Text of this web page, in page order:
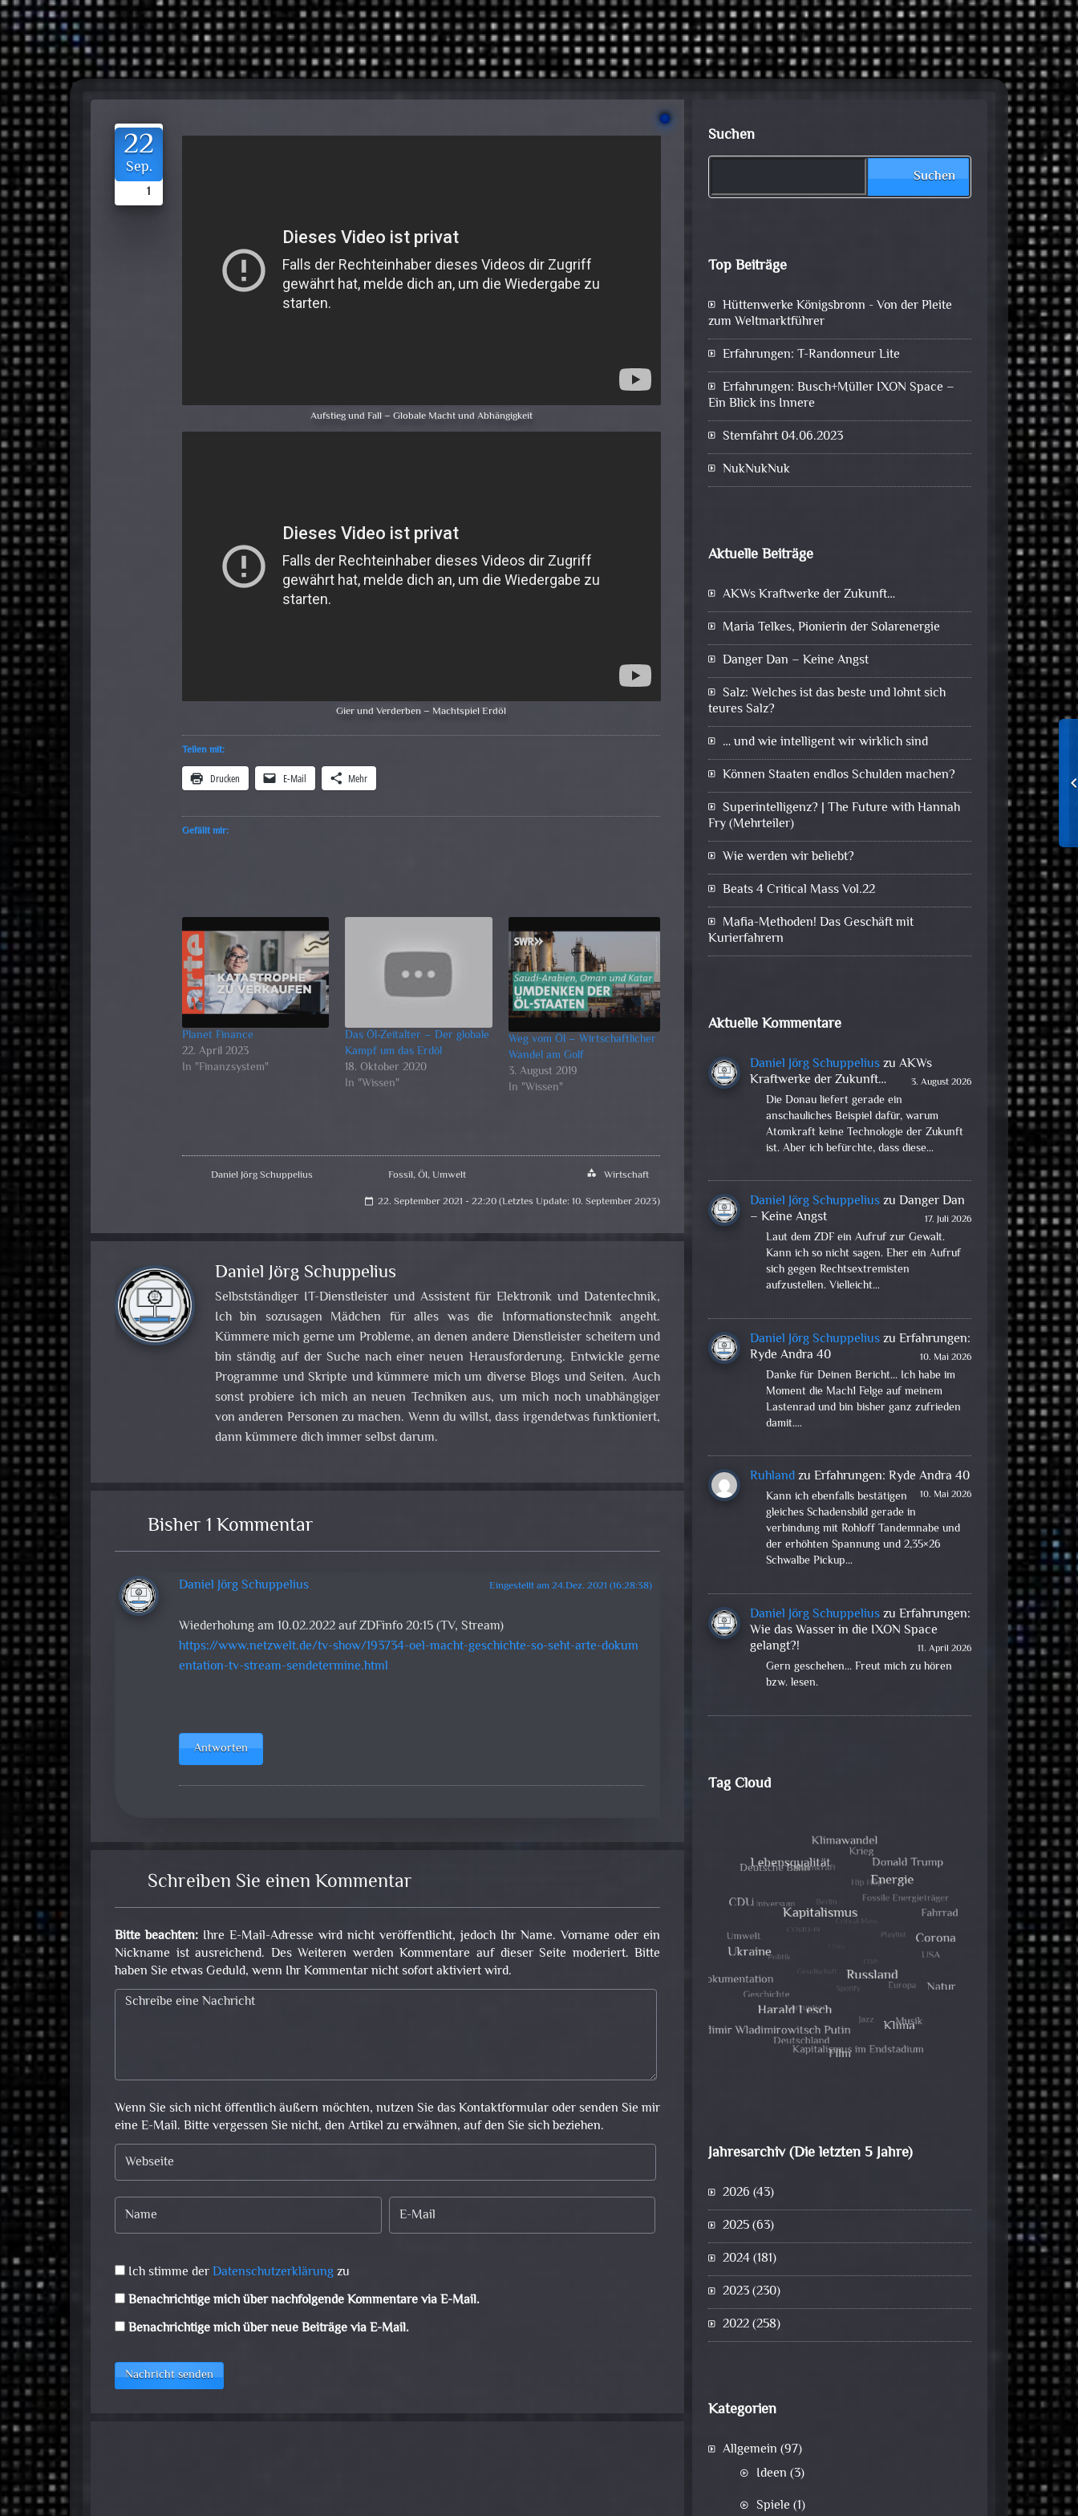
22
Sep.
1
Aufstieg und Fall – Globale Macht und Abhängigkeit
Gier und Verderben – Machtspiel Erdöl
Teilen mit:
Drucken E-Mail Mehr
Gefällt mir:
Planet Finance
22. April 2023
In "Finanzsystem"
Das Öl-Zeitalter – Der globale
Kampf um das Erdöl
18. Oktober 2020
In "Wissen"
Weg vom Öl – Wirtschaftlicher
Wandel am Golf
3. August 2019
In "Wissen"
Daniel Jörg Schuppelius Fossil,Öl,Umwelt category Wirtschaft
calendar_today 22. September 2021 - 22:20 (Letztes Update: 10. September 2023)
Daniel Jörg Schuppelius
Selbstständiger IT-Dienstleister und Assistent für Elektronik und Datentechnik,
Ich bin sozusagen Mädchen für alles was die Informationstechnik angeht.
Kümmere mich gerne um Probleme, an denen andere Dienstleister scheitern und
bin ständig auf der Suche nach einer neuen Herausforderung. Entwickle gerne
Programme und Skripte und kümmere mich um diverse Blogs und Seiten. Auch
sonst probiere ich mich an neuen Techniken aus, um mich noch unabhängiger
von anderen Personen zu machen. Wenn du willst, dass irgendetwas funktioniert,
dann kümmere dich immer selbst darum.
Bisher 1 Kommentar
Daniel Jörg Schuppelius Eingestellt am 24.Dez. 2021 (16:28:38)
Wiederholung am 10.02.2022 auf ZDFinfo 20:15 (TV, Stream)
https://www.netzwelt.de/tv-show/193734-oel-macht-geschichte-so-seht-arte-dokum
entation-tv-stream-sendetermine.html
Antworten
Schreiben Sie einen Kommentar
Bitte beachten: Ihre E-Mail-Adresse wird nicht veröffentlicht, jedoch Ihr Name. Vorname oder ein
Nickname ist ausreichend. Des Weiteren werden Kommentare auf dieser Seite moderiert. Bitte
haben Sie etwas Geduld, wenn Ihr Kommentar nicht sofort aktiviert wird.
Wenn Sie sich nicht öffentlich äußern möchten, nutzen Sie das Kontaktformular oder senden Sie mir
eine E-Mail. Bitte vergessen Sie nicht, den Artikel zu erwähnen, auf den Sie sich beziehen.
Ich stimme derDatenschutzerklärungzu
Benachrichtige mich über nachfolgende Kommentare via E-Mail.
Benachrichtige mich über neue Beiträge via E-Mail.
Nachricht senden
Suchen
Suchen
Top Beiträge
Hüttenwerke Königsbronn - Von der Pleite
zum Weltmarktführer
Erfahrungen: T-Randonneur Lite
Erfahrungen: Busch+Müller IXON Space –
Ein Blick ins Innere
Sternfahrt 04.06.2023
NukNukNuk
Aktuelle Beiträge
AKWs Kraftwerke der Zukunft…
Maria Telkes, Pionierin der Solarenergie
Danger Dan – Keine Angst
Salz: Welches ist das beste und lohnt sich
teures Salz?
… und wie intelligent wir wirklich sind
Können Staaten endlos Schulden machen?
Superintelligenz? | The Future with Hannah
Fry (Mehrteiler)
Wie werden wir beliebt?
Beats 4 Critical Mass Vol.22
Mafia-Methoden! Das Geschäft mit
Kurierfahrern
Aktuelle Kommentare
Daniel Jörg SchuppeliuszuAKWs
Kraftwerke der Zukunft…
3. August 2026
Die Donau liefert gerade ein
anschauliches Beispiel dafür, warum
Atomkraft keine Technologie der Zukunft
ist. Aber ich befürchte, dass diese…
Daniel Jörg SchuppeliuszuDanger Dan
– Keine Angst
17. Juli 2026
Laut dem ZDF ein Aufruf zur Gewalt.
Kann ich so nicht sagen. Eher ein Aufruf
sich gegen Rechtsextremisten
aufzustellen. Vielleicht…
Daniel Jörg SchuppeliuszuErfahrungen:
Ryde Andra 40
10. Mai 2026
Danke für Deinen Bericht... Ich habe im
Moment die Mach1 Felge auf meinem
Lastenrad und bin bisher ganz zufrieden
damit.…
RuhlandzuErfahrungen: Ryde Andra 40
10. Mai 2026
Kann ich ebenfalls bestätigen
gleiches Schadensbild gerade in
verbindung mit Rohloff Tandemnabe und
der erhöhten Spannung und 2,35×26
Schwalbe Pickup…
Daniel Jörg SchuppeliuszuErfahrungen:
Wie das Wasser in die IXON Space
gelangt?!
11. April 2026
Gern geschehen... Freut mich zu hören
bzw. lesen.
Tag Cloud
Jahresarchiv (Die letzten 5 Jahre)
2026 (43)
2025(63)
2024(181)
2023(230)
2022(258)
Kategorien
Allgemein (97)
Ideen (3)
Spiele (1)